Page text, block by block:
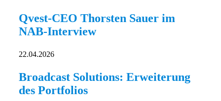
Qvest-CEO Thorsten Sauer im
NAB-Interview
22.04.2026
Broadcast Solutions: Erweiterung
des Portfolios